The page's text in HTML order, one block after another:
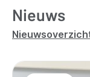
Nieuws